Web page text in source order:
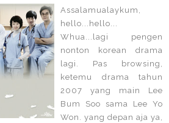
Assalamualaykum,
hello...hello...
Whua...lagi pengen
nonton korean drama
lagi. Pas browsing,
ketemu drama tahun
2007 yang main Lee
Bum Soo sama Lee Yo
Won. yang depan aja ya,